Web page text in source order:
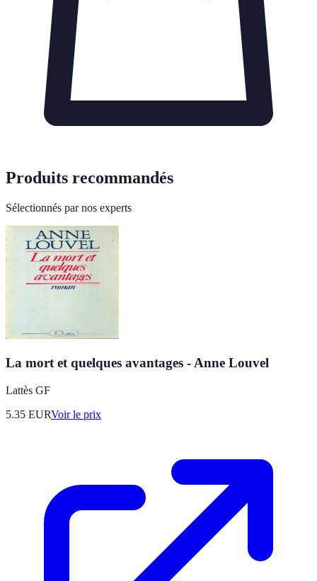
Produits recommandés
Sélectionnés par nos experts
La mort et quelques avantages - Anne Louvel
Lattès GF
5.35 EURVoir le prix